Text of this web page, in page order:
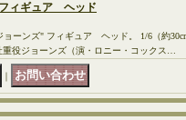
ィギュア ヘッド
ョーンズ" フィギュア ヘッド。 1/6（約
重役ジョーンズ（演・ロニー・コックス…
｜